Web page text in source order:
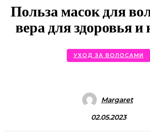
Польза масок для
вера для здоровья
УХОД ЗА ВОЛОСАМИ
Margaret
02.05.2023